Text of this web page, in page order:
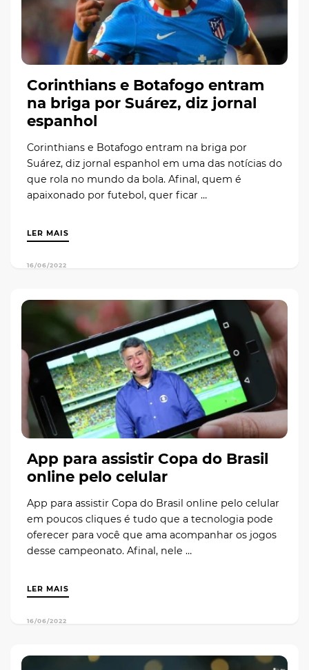
Corinthians e Botafogo entram
na briga por Suárez, diz jornal
espanhol
Corinthians e Botafogo entram na briga por
Suárez, diz jornal espanhol em uma das notícias do
que rola no mundo da bola. Afinal, quem é
apaixonado por futebol, quer ficar …
LER MAIS
16/06/2022
App para assistir Copa do Brasil
online pelo celular
App para assistir Copa do Brasil online pelo celular
em poucos cliques é tudo que a tecnologia pode
oferecer para você que ama acompanhar os jogos
desse campeonato. Afinal, nele …
LER MAIS
16/06/2022